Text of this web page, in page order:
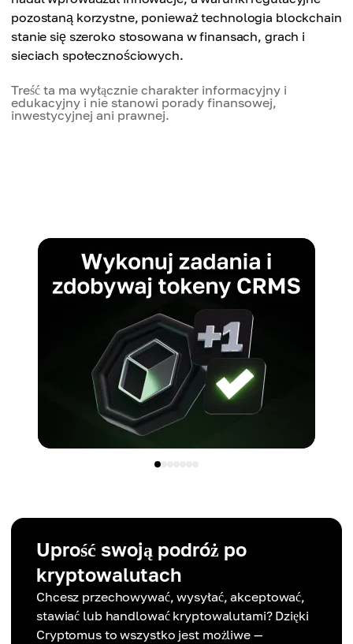
pozostaną korzystne, ponieważ technologia blockchain
stanie się szeroko stosowana w finansach, grach i
sieciach społecznościowych.
Treść ta ma wyłącznie charakter informacyjny i
edukacyjny i nie stanowi porady finansowej,
inwestycyjnej ani prawnej.
Uprość swoją podróż po
kryptowalutach
Chcesz przechowywać, wysyłać, akceptować,
stawiać lub handlować kryptowalutami? Dzięki
Cryptomus to wszystko jest możliwe —